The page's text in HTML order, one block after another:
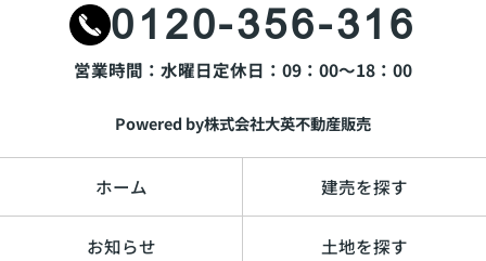
0120-356-316
営業時間：水曜日定休日：09：00～18：00
Powered by株式会社大英不動産販売
ホーム 建売を探す
お知らせ 土地を探す